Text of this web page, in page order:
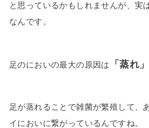
と思っているかもしれませんが、実
なんです。
足のにおいの最大の原因は 「蒸れ」
足が蒸れることで雑菌が繁殖して、
イにおいに繋がっているんですね。